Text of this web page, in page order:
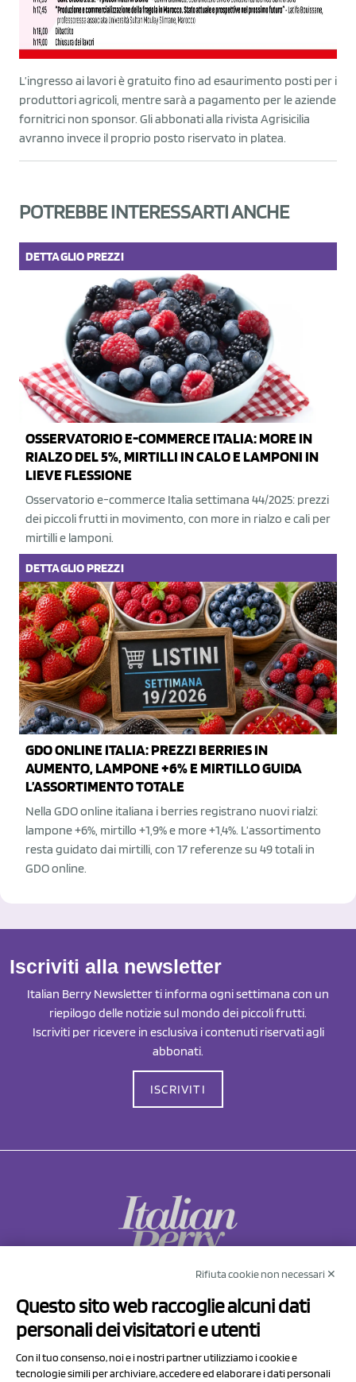
L’ingresso ai lavori è gratuito fino ad esaurimento posti per i
produttori agricoli, mentre sarà a pagamento per le aziende
fornitrici non sponsor. Gli abbonati alla rivista Agrisicilia
avranno invece il proprio posto riservato in platea.
POTREBBE INTERESSARTI ANCHE
DETTAGLIOPREZZI
OSSERVATORIO E-COMMERCE ITALIA: MORE IN
RIALZO DEL 5%, MIRTILLI IN CALO E LAMPONI IN
LIEVE FLESSIONE
Osservatorio e-commerce Italia settimana 44/2025: prezzi
dei piccoli frutti in movimento, con more in rialzo e cali per
mirtilli e lamponi.
DETTAGLIOPREZZI
GDO ONLINE ITALIA: PREZZI BERRIES IN
AUMENTO, LAMPONE +6% E MIRTILLO GUIDA
L’ASSORTIMENTO TOTALE
Nella GDO online italiana i berries registrano nuovi rialzi:
lampone +6%, mirtillo +1,9% e more +1,4%. L’assortimento
resta guidato dai mirtilli, con 17 referenze su 49 totali in
GDO online.
Iscriviti alla newsletter
Italian Berry Newsletter ti informa ogni settimana con un
riepilogo delle notizie sul mondo dei piccoli frutti.
Iscriviti per ricevere in esclusiva i contenuti riservati agli
abbonati.
ISCRIVITI
Via Prov.le Sassuolo Vignola 315/1
41057 Spilamberto (MO)
Rifiuta cookie non necessari ✕
Questo sito web raccoglie alcuni dati
personali dei visitatori e utenti
Con il tuo consenso, noi e i nostri partner utilizziamo i cookie e
tecnologie simili per archiviare, accedere ed elaborare i dati personali